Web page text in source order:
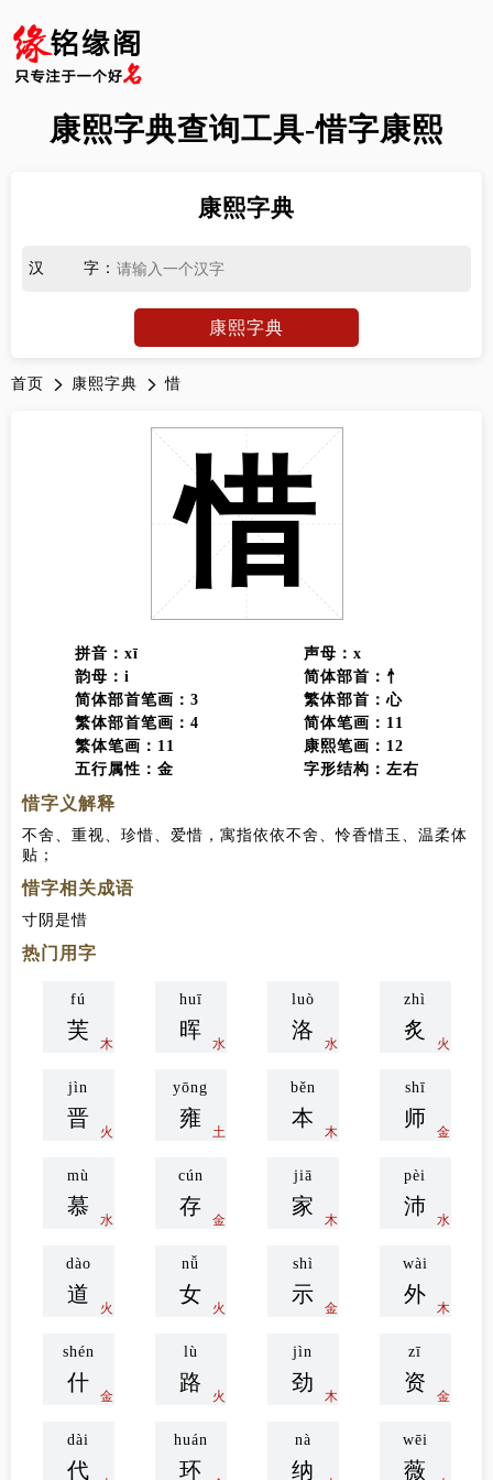
康熙字典查询工具-惜字康熙
康熙字典
汉字 ：
康熙字典
首页 康熙字典 惜
惜
拼音：xī
韵母：i
简体部首笔画：3
繁体部首笔画：4
繁体笔画：11
五行属性：金
声母：x
简体部首：忄
繁体部首：心
简体笔画：11
康熙笔画：12
字形结构：左右
惜字义解释
不舍、重视、珍惜、爱惜，寓指依依不舍、怜香惜玉、温柔体
贴；
惜字相关成语
寸阴是惜
热门用字
fú
芙
木
huī
晖
水
luò
洛
水
zhì
炙
火
jìn
晋
火
yōng
雍
土
běn
本
木
shī
师
金
mù
慕
水
cún
存
金
jiā
家
木
pèi
沛
水
dào
道
火
nǚ
女
火
shì
示
金
wài
外
木
shén
什
金
lù
路
火
jìn
劲
木
zī
资
金
dài
代
huán
环
nà
纳
wēi
薇